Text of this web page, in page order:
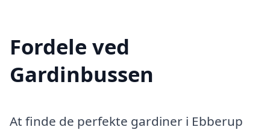
Fordele ved
Gardinbussen
At finde de perfekte gardiner i Ebberup